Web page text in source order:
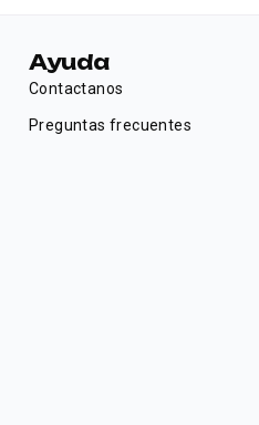
Ayuda
Contactanos
Preguntas frecuentes